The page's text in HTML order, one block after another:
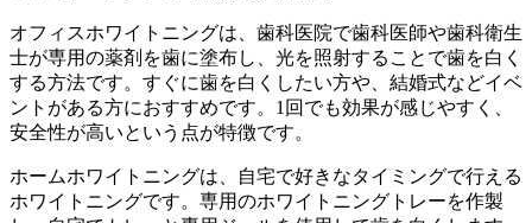
オフィスホワイトニングは、歯科医院で歯科医師や歯科衛生
士が専用の薬剤を歯に塗布し、光を照射することで歯を白く
する方法です。すぐに歯を白くしたい方や、結婚式などイベ
ントがある方におすすめです。1回でも効果が感じやすく、
安全性が高いという点が特徴です。
ホームホワイトニングは、自宅で好きなタイミングで行える
ホワイトニングです。専用のホワイトニングトレーを作製